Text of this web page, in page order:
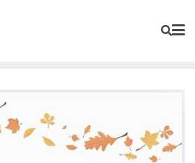
narzędzi